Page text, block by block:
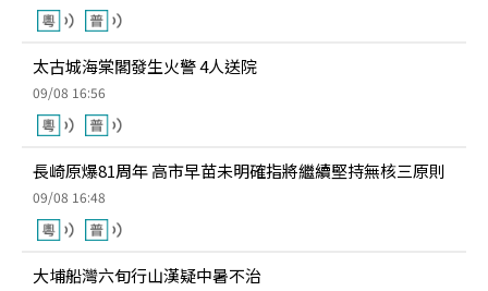
太古城海棠閣發生火警 4人送院
09/08 16:56
長崎原爆81周年 高市早苗未明確指將繼續堅持無核三原則
09/08 16:48
大埔船灣六旬行山漢疑中暑不治